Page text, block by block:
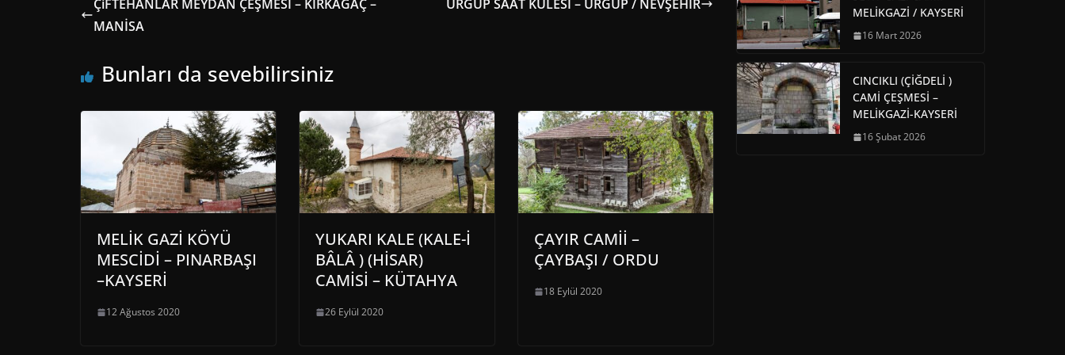
ÇiFTEHANLAR MEYDAN ÇEŞMESİ – KIRKAĞAÇ –
MANİSA
ÜRGÜP SAAT KULESİ – ÜRGÜP / NEVŞEHİR
Bunları da sevebilirsiniz
MELİK GAZİ KÖYÜ
MESCİDİ – PINARBAŞI
–KAYSERİ
12 Ağustos 2020
YUKARI KALE (KALE-İ
BÂLÂ ) (HİSAR)
CAMİSİ – KÜTAHYA
26 Eylül 2020
ÇAYIR CAMİİ –
ÇAYBAŞI / ORDU
18 Eylül 2020
MELİKGAZİ / KAYSERİ
16 Mart 2026
CINCIKLI (ÇİĞDELİ )
CAMİ ÇEŞMESİ –
MELİKGAZİ-KAYSERİ
16 Şubat 2026